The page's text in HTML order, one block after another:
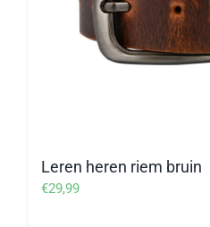
Leren heren riem bruin
€29,99